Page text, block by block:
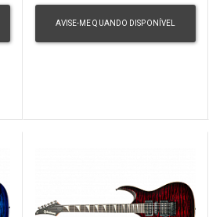
AVISE-ME QUANDO DISPONÍVEL